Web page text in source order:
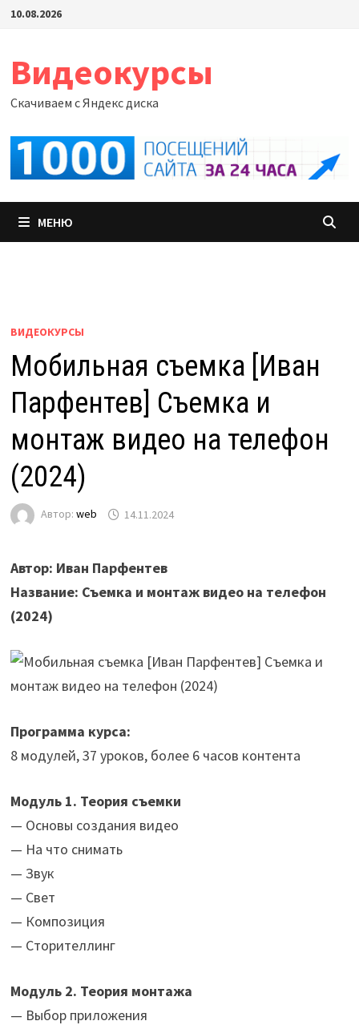
Перейти
10.08.2026
Видеокурсы
Скачиваем с Яндекс диска
МЕНЮ
ВИДЕОКУРСЫ
Мобильная съемка [Иван
Парфентев] Съемка и
монтаж видео на телефон
(2024)
Автор: web 14.11.2024
Автор: Иван Парфентев
Название: Съемка и монтаж видео на телефон
(2024)
Программа курса:
8 модулей, 37 уроков, более 6 часов контента
Модуль 1. Теория съемки
— Основы создания видео
— На что снимать
— Звук
— Свет
— Композиция
— Сторителлинг‌
Модуль 2. Теория монтажа
— Выбор приложения